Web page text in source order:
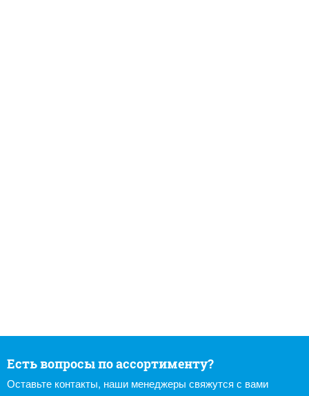
Есть вопросы по ассортименту?
Оставьте контакты, наши менеджеры свяжутся с вами